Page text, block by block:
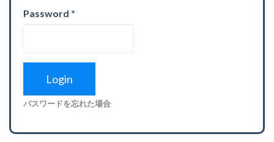
Password *
パスワードを忘れた場合